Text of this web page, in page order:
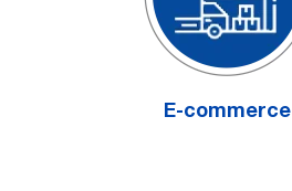
E-commerce